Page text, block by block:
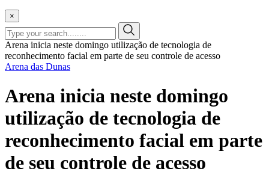
×
Arena inicia neste domingo utilização de tecnologia de
reconhecimento facial em parte de seu controle de acesso
Arena das Dunas
Arena inicia neste domingo
utilização de tecnologia de
reconhecimento facial em parte
de seu controle de acesso